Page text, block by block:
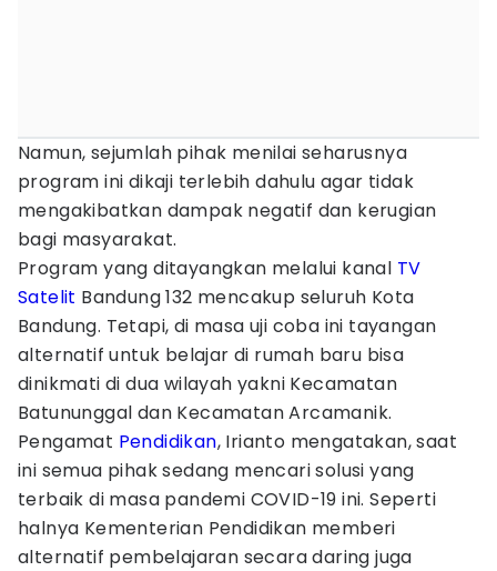
Namun, sejumlah pihak menilai seharusnya
program ini dikaji terlebih dahulu agar tidak
mengakibatkan dampak negatif dan kerugian
bagi masyarakat.
Program yang ditayangkan melalui kanal TV
Satelit Bandung 132 mencakup seluruh Kota
Bandung. Tetapi, di masa uji coba ini tayangan
alternatif untuk belajar di rumah baru bisa
dinikmati di dua wilayah yakni Kecamatan
Batununggal dan Kecamatan Arcamanik.
Pengamat Pendidikan, Irianto mengatakan, saat
ini semua pihak sedang mencari solusi yang
terbaik di masa pandemi COVID-19 ini. Seperti
halnya Kementerian Pendidikan memberi
alternatif pembelajaran secara daring juga